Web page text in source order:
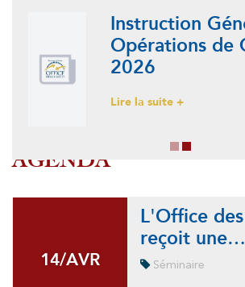
Instruction
Opérations de
2026
Lire la suite +
AGENDA
14/AVR
14/AVR
L'Office
reçoit une…
Séminaire